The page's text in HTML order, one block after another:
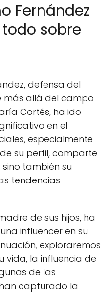
Fernández
sobre
defensa del
más allá del campo
Cortés, ha ido
en el
especialmente
su perfil, comparte
también su
tendencias
de sus hijos, ha
influencer en su
exploraremos
vida, la influencia de
de las
capturado la